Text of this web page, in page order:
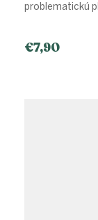
€7,90
problematickú